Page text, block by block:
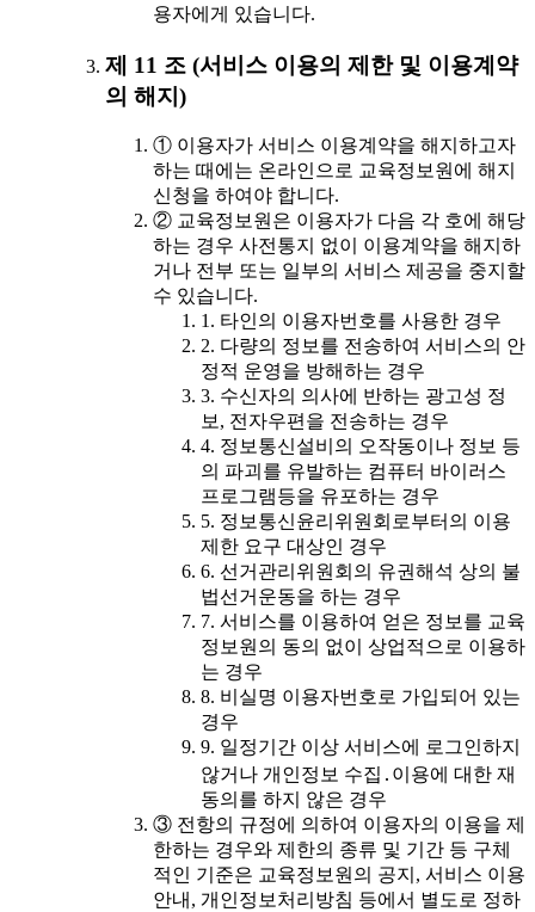
용자에게 있습니다.
제 11 조 (서비스 이용의 제한 및 이용계약
의 해지)
① 이용자가 서비스 이용계약을 해지하고자
하는 때에는 온라인으로 교육정보원에 해지
신청을 하여야 합니다.
② 교육정보원은 이용자가 다음 각 호에 해당
하는 경우 사전통지 없이 이용계약을 해지하
거나 전부 또는 일부의 서비스 제공을 중지할
수 있습니다.
1. 타인의 이용자번호를 사용한 경우
2. 다량의 정보를 전송하여 서비스의 안
정적 운영을 방해하는 경우
3. 수신자의 의사에 반하는 광고성 정
보, 전자우편을 전송하는 경우
4. 정보통신설비의 오작동이나 정보 등
의 파괴를 유발하는 컴퓨터 바이러스
프로그램등을 유포하는 경우
5. 정보통신윤리위원회로부터의 이용
제한 요구 대상인 경우
6. 선거관리위원회의 유권해석 상의 불
법선거운동을 하는 경우
7. 서비스를 이용하여 얻은 정보를 교육
정보원의 동의 없이 상업적으로 이용하
는 경우
8. 비실명 이용자번호로 가입되어 있는
경우
9. 일정기간 이상 서비스에 로그인하지
않거나 개인정보 수집․이용에 대한 재
동의를 하지 않은 경우
③ 전항의 규정에 의하여 이용자의 이용을 제
한하는 경우와 제한의 종류 및 기간 등 구체
적인 기준은 교육정보원의 공지, 서비스 이용
안내, 개인정보처리방침 등에서 별도로 정하